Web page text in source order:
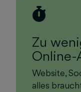
Zu
Website,
alles